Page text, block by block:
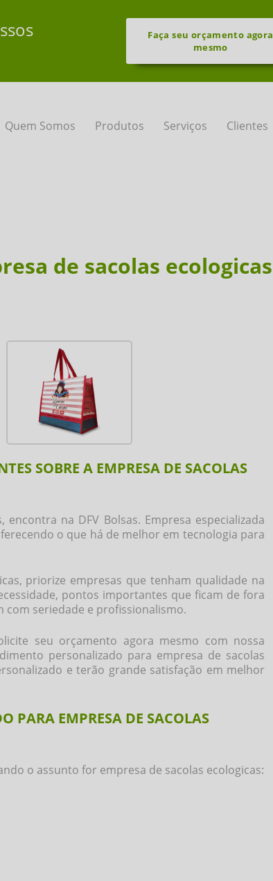
Faça seu orçamento agora
mesmo
Quem Somos Produtos Serviços Clientes
de sacolas ecologicas
SOBRE A EMPRESA DE SACOLAS
, encontra na DFV Bolsas. Empresa especializada
o que há de melhor em tecnologia para
, priorize empresas que tenham qualidade na
pontos importantes que ficam de fora
seriedade e profissionalismo.
seu orçamento agora mesmo com nossa
personalizado para empresa de sacolas
e terão grande satisfação em melhor
PARA EMPRESA DE SACOLAS
o assunto for empresa de sacolas ecologicas: